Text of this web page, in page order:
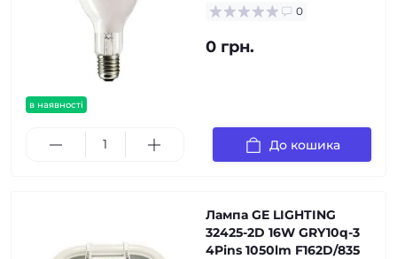
в наявності
0
0 грн.
До кошика
Лампа GE LIGHTING
32425-2D 16W GRY10q-3
4Pins 1050lm F162D/835